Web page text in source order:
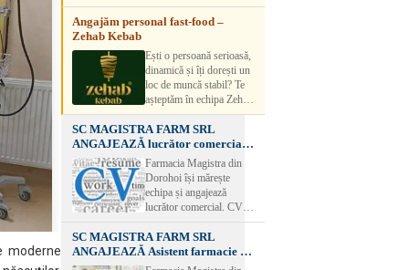
moderne
Candidatul trebuie să
aibă experiență și atestat
detalii, vă rog să sunați la
numărul de telefon.
Angajăm personal fast-food –
Zehab Kebab
Ești o persoană serioasă,
dinamică și îți dorești un
loc de muncă stabil? Te
așteptăm în echipa Zehab
Kebab! Posturi
disponibile: -
SHAORMAR AJUTOR
BUCATAR 2/posturi -
LUCRATOR
COMERCIAL
VANZATOR /2 posturi
muncă Program flexibil
Salariu motivant, în
funcție de experienț
SC MAGISTRA FARM SRL
ANGAJEAZĂ lucrător comercial –
DOROHOI
Farmacia Magistra din
Dorohoi își mărește
echipa și angajează
lucrător comercial. CV-
urile se pot depune: * la
sediul Farmaciei
Magistra – Bulevardul
Victoriei nr. 23, Dorohoi
SC MAGISTRA FARM SRL
ANGAJEAZĂ Asistent farmacie –
DOROHOI